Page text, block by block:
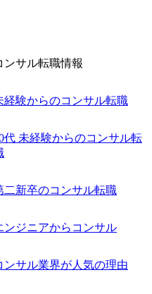
用した新規事業の立案/推
ューションに捉われず、
のスキルアップを図りた
ゆくはチャレンジしてみ
ンサル転職情報
経験からのコンサル転職
代 未経験からのコンサル転
二新卒のコンサル転職
ンジニアからコンサル
ンサル業界が人気の理由